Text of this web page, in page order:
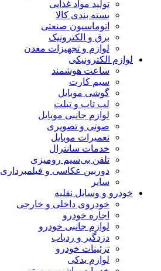
تولید مواد غذایی
بسته بندی کالا
اتوماسیون صنعتی
برق و الکترونیک
لوازم و تجهیزات معدن
لوازم الکترونیکی
ساعت هوشمند
سیم کارت
گوشی موبایل
لپ تاپ و تبلت
لوازم جانبی موبایل
صوتی و تصویری
تعمیرات موبایل
خدمات سانترال
تلفن بی‌سیم رومیزی
دوربین عکاسی و فیلمبرداری
سایر
خودرو و وسایل نقلیه
خودروی داخلی و خارجی
اجاره خودرو
لوازم جانبی خودرو
دزدگیر و ردیاب
تزئینات خودرو
لوازم یدکی